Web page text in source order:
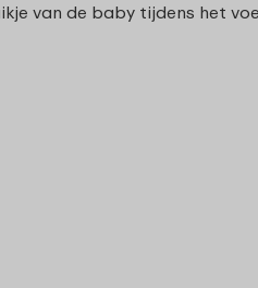
van de baby tijdens het